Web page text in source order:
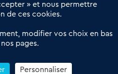
dédié aux transactions
au service du commerce de
» et nous permettre
de ces cookies.
modifier vos choix en bas
pages.
Personnaliser